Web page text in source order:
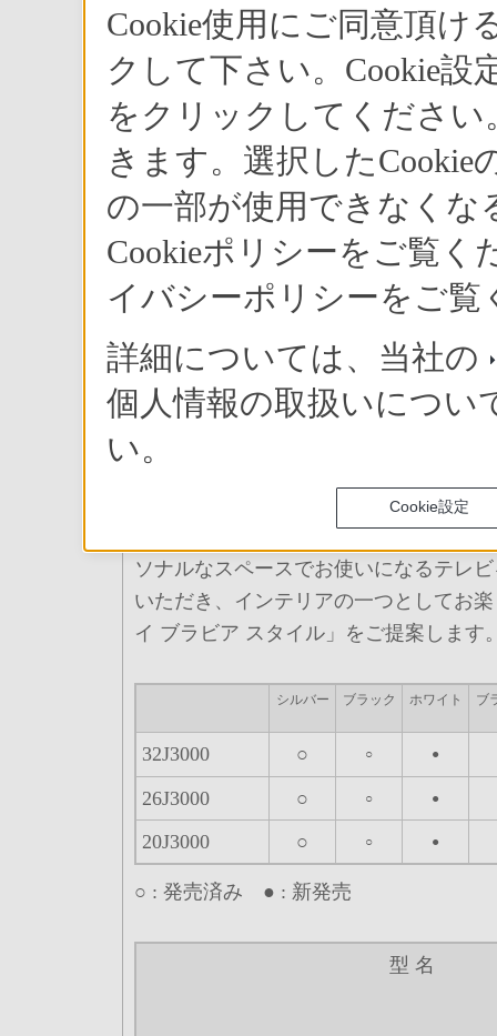
〈ブラビア〉地上・ＢＳ・１１０
“J3000シリ
現在発売中の〈ブラビア〉20/26/
リーン、ライトブルーの最大6色を追加
ソナルなスペースでお使いになるテレ
いただき、インテリアの一つとしてお
イ ブラビア スタイル」をご提案します
シルバー ブラック ホワイト ブ
32J3000 ○ ○ ●
26J3000 ○ ○ ●
20J3000 ○ ○ ●
○ : 発売済み ● : 新発売
型 名
Cookie使用にご同意頂け
クして下さい。Cookie設
をクリックしてください
きます。選択した
の一部が使用できなくな
Cookieポリシーをご覧
イバシーポリシーをご覧
詳細については、当社の
個人情報の取扱いについ
い。
Cookie設定